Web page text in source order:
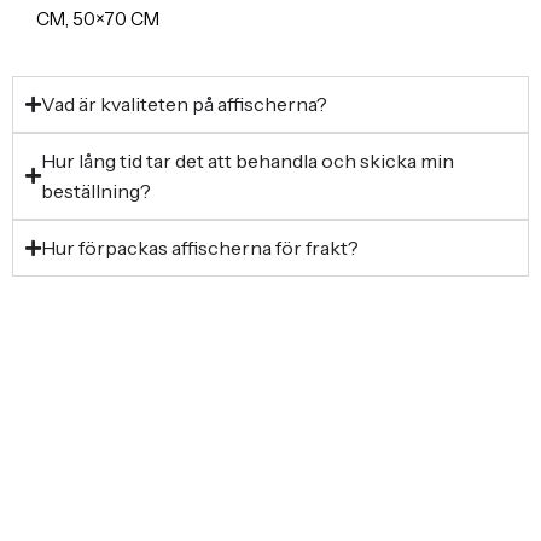
CM, 50×70 CM
Vad är kvaliteten på affischerna?
Hur lång tid tar det att behandla och skicka min
beställning?
Hur förpackas affischerna för frakt?